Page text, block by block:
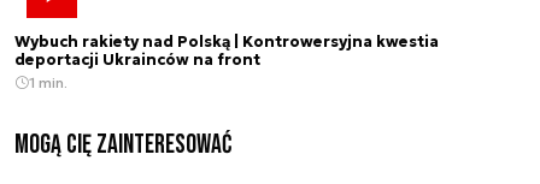
Wybuch rakiety nad Polską | Kontrowersyjna kwestia
deportacji Ukrainców na front
1 min.
Mogą Cię zainteresować